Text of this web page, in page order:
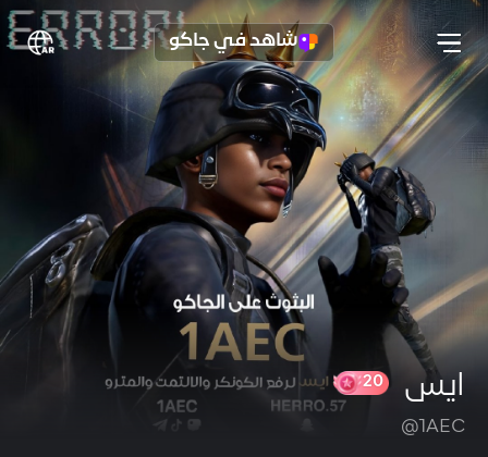
شاهد في جاكو
ايس
@1AEC